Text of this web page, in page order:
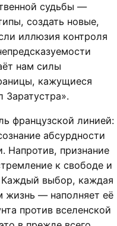
судьбы —
создать новые,
иллюзия контроля
нам силы
кажущиеся
Заратустра».
французской линией:
абсурдности
Напротив, признание
к свободе и
выбор, каждая
жизнь — наполняет её
против вселенской